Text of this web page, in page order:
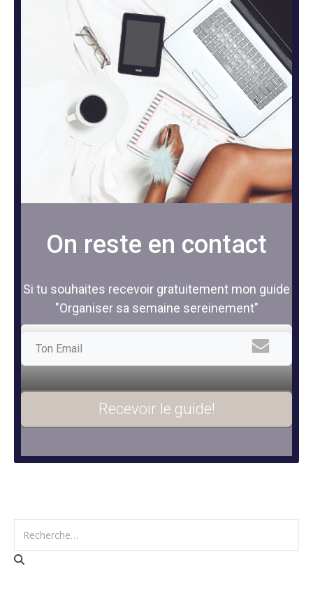
On reste en contact
Si tu souhaites recevoir gratuitement mon guide
"Organiser sa semaine sereinement"
Recevoir le guide!